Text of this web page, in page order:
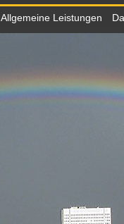
Allgemeine Leistungen